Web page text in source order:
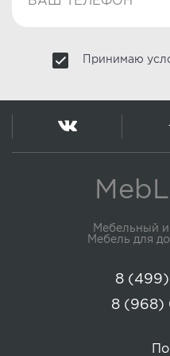
Принимаю
Мебельный
Мебель для
8 (499)
8 (968)